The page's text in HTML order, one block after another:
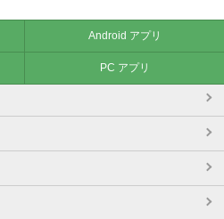
Android アプリ
PC アプリ